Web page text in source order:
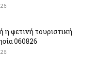
η φετινή τουριστική
060826